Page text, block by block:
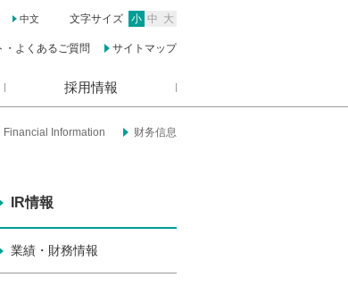
採用情報
文字サイズ 小 中 大
・よくあるご質問 サイトマップ
中文
Financial Information 财务信息
IR情報
業績・財務情報